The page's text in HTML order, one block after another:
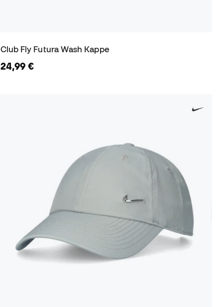
Club Fly Futura Wash Kappe
24,99 €